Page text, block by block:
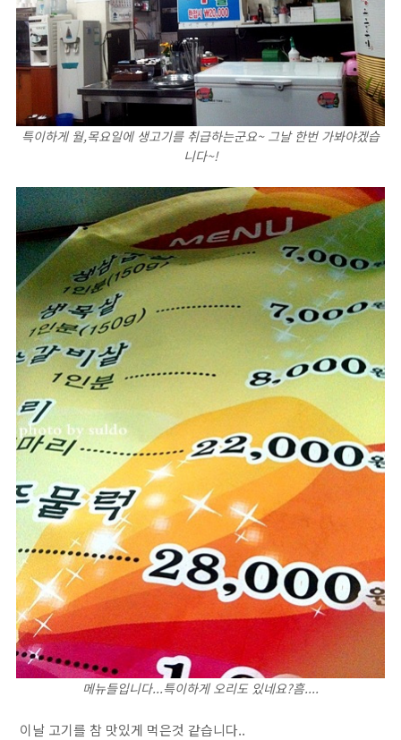
특이하게 월,목요일에 생고기를 취급하는군요~ 그날 한번 가봐야겠습
니다~!
메뉴들입니다...특이하게 오리도 있네요?흠....
이날 고기를 참 맛있게 먹은것 같습니다..